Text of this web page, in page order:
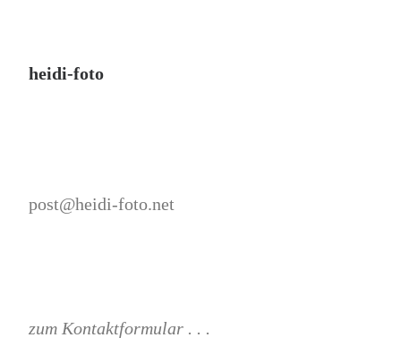
heidi-foto
post@heidi-foto.net
zum Kontaktformular . . .